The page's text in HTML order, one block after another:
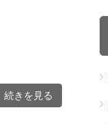
続きを見る